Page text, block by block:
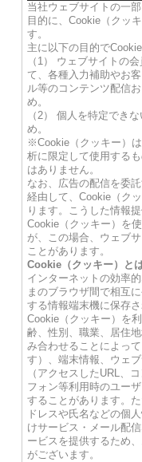
当社ウェブサイトの一
目的に、Cookie（クッ
す。
主に以下の目的で
（1） ウェブサイトの
て、各種入力補助やお
ル等のコンテンツ配信
め。
（2） 個人を特定でき
め。
※Cookie（クッキー）
析に限定して使用する
はありません。
なお、広告の配信を委
経由して、Cookie（ク
ります。こうした情報
Cookie（クッキー）を
が、この場合、ウェブ
ことがあります。
Cookie（クッキー）と
インターネットの効率
まのブラウザ間で相互
する情報端末機に保存
Cookie（クッキー）を
齢、性別、職業、居住
み合わせることによっ
す）、端末情報、ウェ
（アクセスしたURL、
フォン等利用時のユー
することがあります。
ドレスや氏名などの個
けサービス・メール配
ービスを提供するため
がございます。